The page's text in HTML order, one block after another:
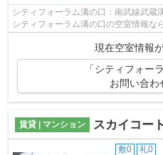
シティフォーラム溝の口：南武線武蔵
シティフォーラム溝の口の空室情報な
現在空室情報
「シティフォー
お問い合わ
賃貸 | マンション スカイコー
敷0 礼0